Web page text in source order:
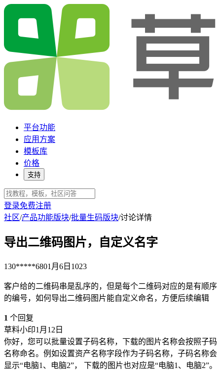
平台功能
应用方案
模板库
价格
支持
登录免费注册
社区/产品功能版块/批量生码版块/讨论详情
导出二维码图片，自定义名字
130*****6801月6日 1023
客户给的二维码串是乱序的，但是每个二维码对应的是有顺序
的编号，如何导出二维码图片能自定义命名，方便后续编辑
1 个回复
草料小印1月12日
你好，您可以批量设置子码名称，下载的图片名称会按照子码
名称命名。例如设置资产名称字段作为子码名称，子码名称会
显示“电脑1、电脑2”， 下载的图片也对应是“电脑1、电脑2”。